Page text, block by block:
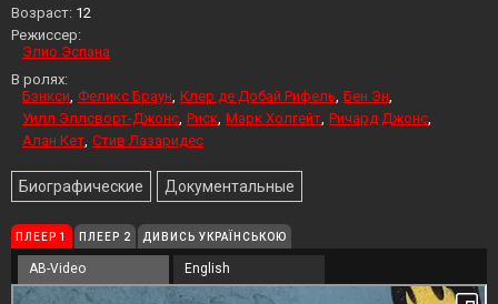
Возраст: 12
Режиссер:
Элио Эспана
В ролях:
Бэнкси Феликс Браун Клер де Добай Рифель Бен Эн
Уилл Эллсворт-Джонс Риск Марк Холгейт Ричард Джонс
Алан Кет Стив Лазаридес
Биографические Документальные
ПЛЕЕР 1 ПЛЕЕР 2 ДИВИСЬ УКРАЇНСЬКОЮ
AB-Video English